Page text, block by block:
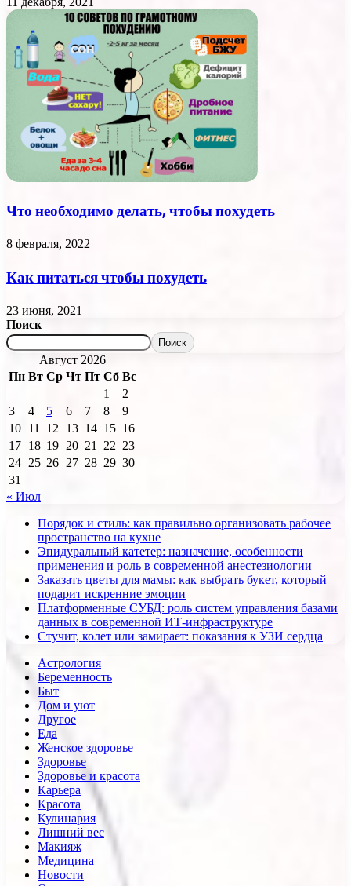
Что необходимо делать, чтобы похудеть
8 февраля, 2022
Как питаться чтобы похудеть
23 июня, 2021
Поиск
Поиск
Август 2026
Пн Вт Ср Чт Пт Сб Вс
1
2
3
4 5 6 7 8
9
10 11 12 13 14 15 16
17 18 19 20 21 22 23
24 25 26 27 28 29 30
31
« Июл
Порядок и стиль: как правильно организовать рабочее
пространство на кухне
Эпидуральный катетер: назначение, особенности
применения и роль в современной анестезиологии
Заказать цветы для мамы: как выбрать букет, который
подарит искренние эмоции
Платформенные СУБД: роль систем управления базами
данных в современной ИТ-инфраструктуре
Стучит, колет или замирает: показания к УЗИ сердца
Астрология
Беременность
Быт
Дом и уют
Другое
Еда
Женское здоровье
Здоровье
Здоровье и красота
Карьера
Красота
Кулинария
Лишний вес
Макияж
Медицина
Новости